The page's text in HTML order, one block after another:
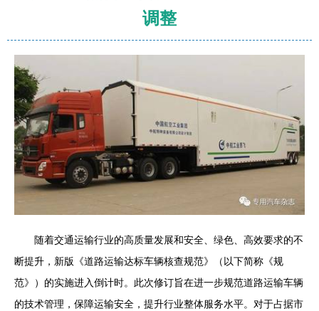
调整
随着交通运输行业的高质量发展和安全、绿色、高效要求的不
断提升，新版《道路运输达标车辆核查规范》（以下简称《规
范》）的实施进入倒计时。此次修订旨在进一步规范道路运输车辆
的技术管理，保障运输安全，提升行业整体服务水平。对于占据市